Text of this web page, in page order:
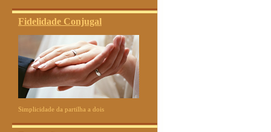
Fidelidade Conjugal
Simplicidade da partilha a dois